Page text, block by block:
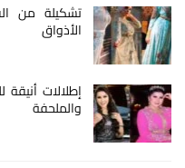
تشكيلة من
الأذواق
إطلالات
والملحفة